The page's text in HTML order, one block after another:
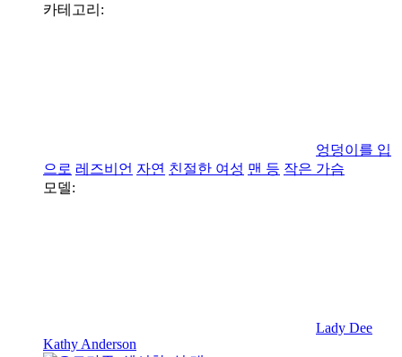
카테고리:
엉덩이를 입
으로 레즈비언 자연 친절한 여성 맨 등 작은 가슴
모델:
Lady Dee
Kathy Anderson